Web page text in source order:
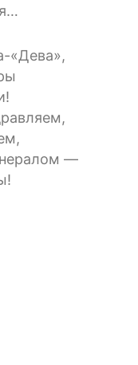
«Дева»,
—